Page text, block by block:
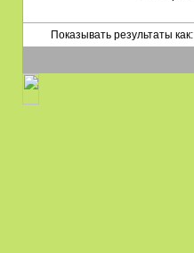
Показывать результаты как: